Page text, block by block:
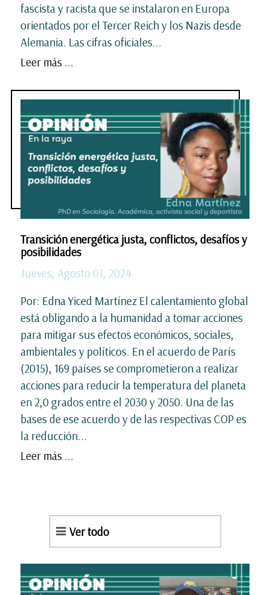
fascista y racista que se instalaron en Europa
orientados por el Tercer Reich y los Nazis desde
Alemania. Las cifras oficiales...
Leer más ...
Transición energética justa, conflictos, desafíos y
posibilidades
Jueves, Agosto 01, 2024
Por: Edna Yiced Martínez El calentamiento global
está obligando a la humanidad a tomar acciones
para mitigar sus efectos económicos, sociales,
ambientales y políticos. En el acuerdo de París
(2015), 169 países se comprometieron a realizar
acciones para reducir la temperatura del planeta
en 2,0 grados entre el 2030 y 2050. Una de las
bases de ese acuerdo y de las respectivas COP es
la reducción...
Leer más ...
Ver todo